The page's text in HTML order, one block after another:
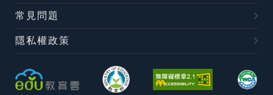
常見問題
隱私權政策